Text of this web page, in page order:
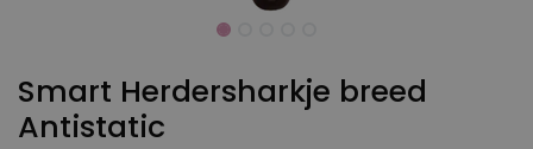
Smart Herdersharkje breed
Antistatic